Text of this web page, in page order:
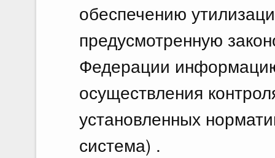
обеспечению
предусмотренную
Федерации
осуществления
установленных
система) .